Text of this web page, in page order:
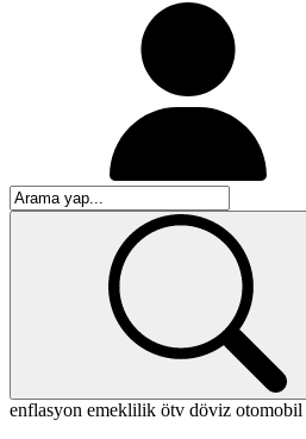
enflasyon emeklilik ötv döviz otomobil